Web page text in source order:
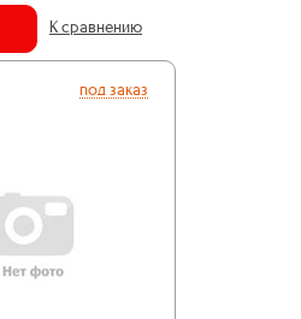
К сравнению
под заказ